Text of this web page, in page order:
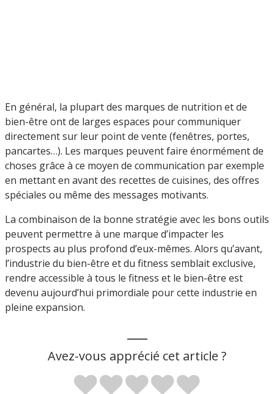
En général, la plupart des marques de nutrition et de
bien-être ont de larges espaces pour communiquer
directement sur leur point de vente (fenêtres, portes,
pancartes…). Les marques peuvent faire énormément de
choses grâce à ce moyen de communication par exemple
en mettant en avant des recettes de cuisines, des offres
spéciales ou même des messages motivants.
La combinaison de la bonne stratégie avec les bons outils
peuvent permettre à une marque d’impacter les
prospects au plus profond d’eux-mêmes. Alors qu’avant,
l’industrie du bien-être et du fitness semblait exclusive,
rendre accessible à tous le fitness et le bien-être est
devenu aujourd’hui primordiale pour cette industrie en
pleine expansion.
Avez-vous apprécié cet article ?